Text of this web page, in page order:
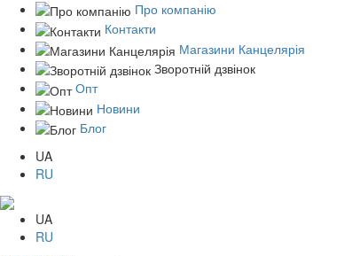
Про компанію
Контакти
Магазини Канцелярія
Зворотній дзвінок
Опт
Новини
Блог
UA
RU
UA
RU